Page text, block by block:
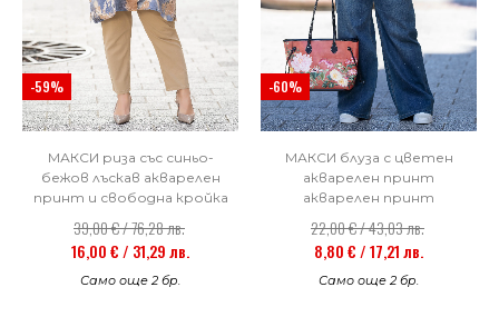
-59%
МАКСИ риза със синьо-
бежов лъскав акварелен
принт и свободна кройка
39,00 € / 76,28 лв.
16,00 € / 31,29 лв.
Само още 2 бр.
-60%
МАКСИ блуза с цветен
акварелен принт
акварелен принт
22,00 € / 43,03 лв.
8,80 € / 17,21 лв.
Само още 2 бр.